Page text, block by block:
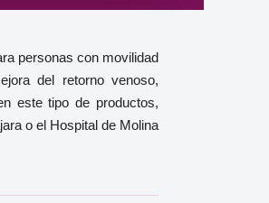
personas con movilidad
del retorno venoso,
este tipo de productos,
o el Hospital de Molina